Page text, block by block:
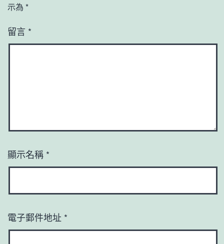
示為 *
留言 *
顯示名稱 *
電子郵件地址 *